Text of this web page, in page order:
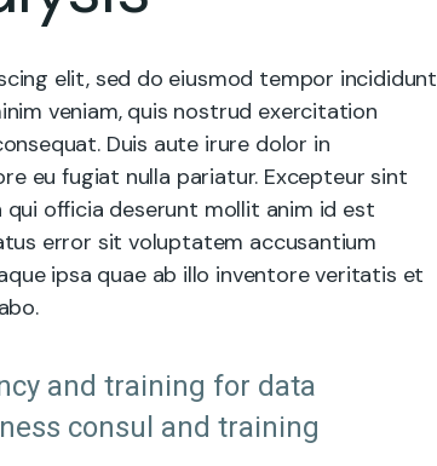
elit, sed do eiusmod tempor incididunt
veniam, quis nostrud exercitation
Duis aute irure dolor in
eu fugiat nulla pariatur. Excepteur sint
officia deserunt mollit anim id est
error sit voluptatem accusantium
ipsa quae ab illo inventore veritatis et
and training for data
consul and training